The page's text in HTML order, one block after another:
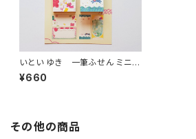
いとい ゆき 一筆ふせん ミニ付
箋セット USAGI・NEKO
¥660
その他の商品